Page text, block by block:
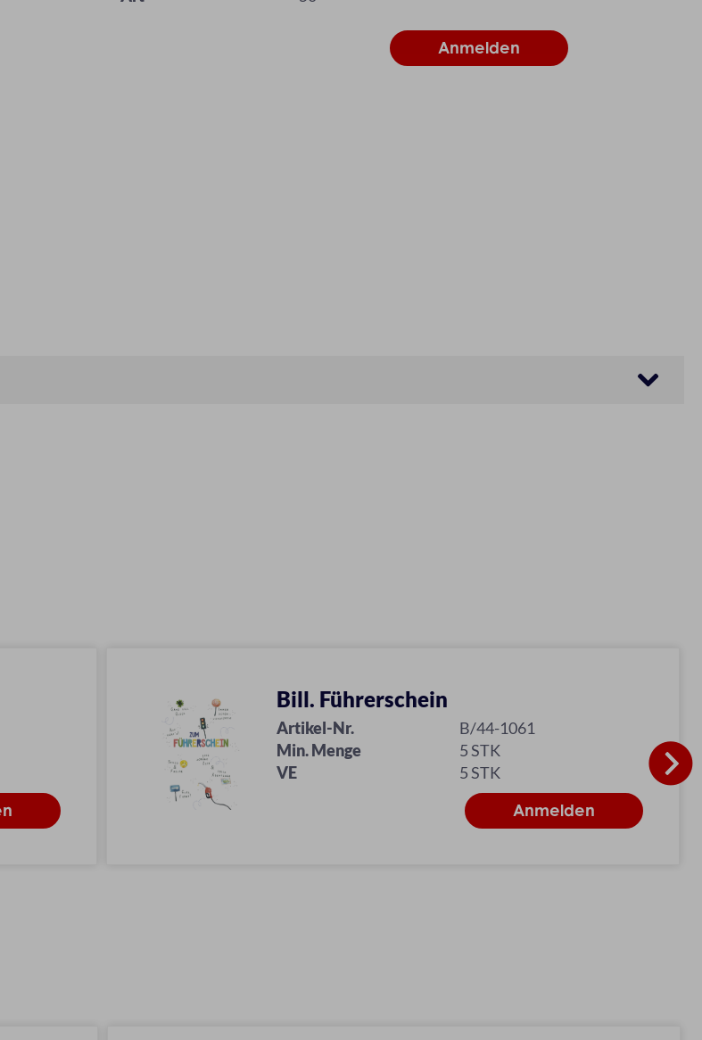
Bill. Führerschein
Artikel-Nr.
B/44-1061
Min. Menge
5 STK
VE
5 STK